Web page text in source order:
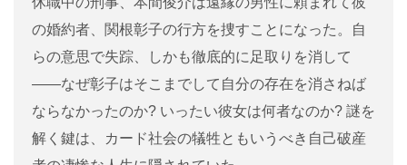
の婚約者、関根彰子の行方を捜すことになった。自
らの意思で失踪、しかも徹底的に足取りを消して
――なぜ彰子はそこまでして自分の存在を消さねば
ならなかったのか? いったい彼女は何者なのか? 謎を
解く鍵は、カード社会の犠牲ともいうべき自己破産